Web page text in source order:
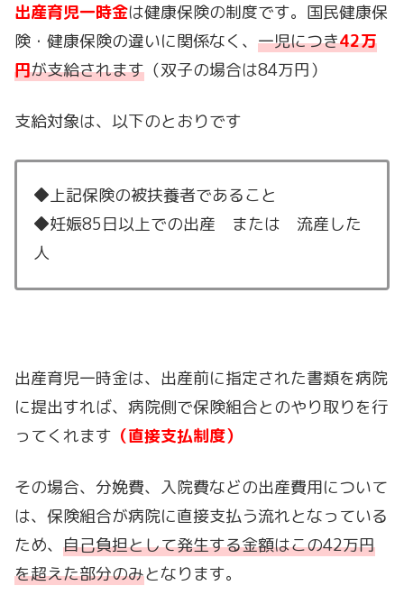
出産育児一時金は健康保険の制度です。国民健康保
険・健康保険の違いに関係なく、 一児につき42万
円が支給されます （双子の場合は84万円）
支給対象は、以下のとおりです
◆上記保険の被扶養者であること
◆妊娠85日以上での出産 または 流産した
人
出産育児一時金は、出産前に指定された書類を病院
に提出すれば、病院側で保険組合とのやり取りを行
ってくれます （直接支払制度）
その場合、分娩費、入院費などの出産費用について
は、保険組合が病院に直接支払う流れとなっている
ため、 自己負担として発生する金額はこの42万円
を超えた部分のみとなります。